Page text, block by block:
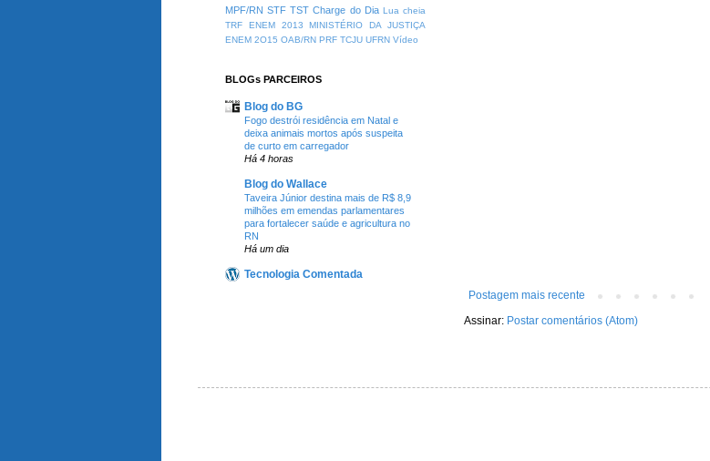
Postagem mais recente
Assinar: Postar comentários (Atom)
MPF/RN STF TST Charge do Dia Lua cheia
TRF
ENEM 2013
MINISTÉRIO DA JUSTIÇA
ENEM 2O15 OAB/RN PRF TCJU UFRN Vídeo
BLOGs PARCEIROS
Blog do BG
Fogo destrói residência em Natal e
deixa animais mortos após suspeita
de curto em carregador
Há 4 horas
Blog do Wallace
Taveira Júnior destina mais de R$ 8,9
milhões em emendas parlamentares
para fortalecer saúde e agricultura no
RN
Há um dia
Tecnologia Comentada